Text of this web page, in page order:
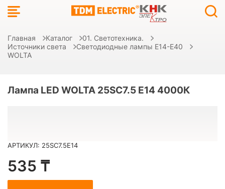
Главная Каталог
01. Светотехника.
Источники света
Светодиодные лампы E14-E40
WOLTA
Лампа LED WOLTA 25SC7.5 E14 4000К
АРТИКУЛ: 25SC7.5E14
535 ₸